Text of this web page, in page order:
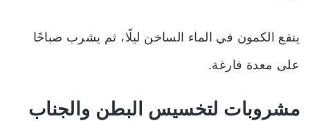
ينقع الكمون في الماء الساخن ليلًا، ثم يشرب صباحًا
على معدة فارغة.
مشروبات لتخسيس البطن والجناب